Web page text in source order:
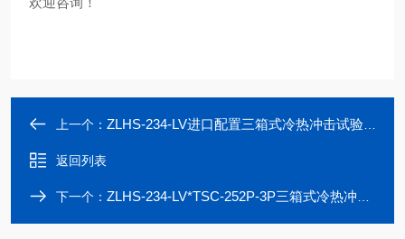
上一个： ZLHS-234-LV进口配置三箱式冷热冲击试验箱供应
返回列表
下一个： ZLHS-234-LV*TSC-252P-3P三箱式冷热冲击试验箱